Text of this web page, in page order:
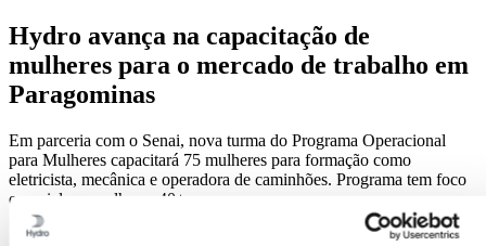
Hydro avança na capacitação de
mulheres para o mercado de trabalho em
Paragominas
Em parceria com o Senai, nova turma do Programa Operacional
para Mulheres capacitará 75 mulheres para formação como
eletricista, mecânica e operadora de caminhões. Programa tem foco
especial em mulheres 40+.